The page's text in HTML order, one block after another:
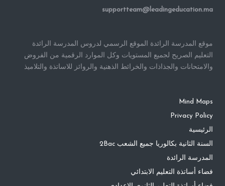
supportteam@leadingeducation.ma
موقع المدرسة الرائدة الموقع الرسمي لدروس المدرسة الرائدة
التعليم الصريح لجميع المستويات وكل الموارد الرقمية من الفروض
والامتحانات والجذاذات والخرائط الذهنية والروائز للاساتذة والتلاميذ
Mind Maps
Privacy Policy
الرئيسية
السنة الثانية بكالوريا جميع الشعب 2Bac
المدرسة الرائدة
فضاء أساتذة التعليم الابتدائي